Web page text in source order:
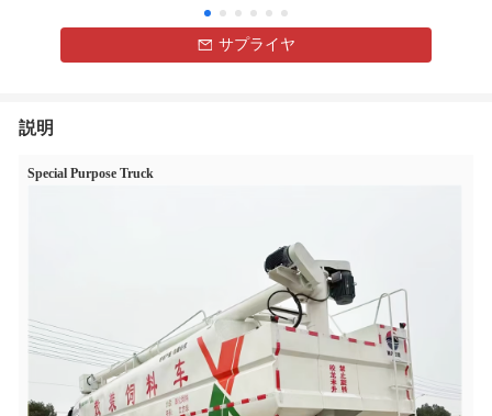
サプライヤ
説明
Special Purpose Truck